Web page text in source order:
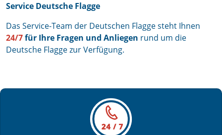
Service Deutsche Flagge
Das Service-Team der Deutschen Flagge steht Ihnen
24/7für Ihre Fragen und Anliegen rund um die
Deutsche Flagge zur Verfügung.